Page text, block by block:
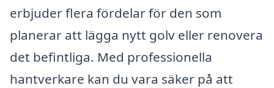
erbjuder flera fördelar för den som
planerar att lägga nytt golv eller renovera
det befintliga. Med professionella
hantverkare kan du vara säker på att